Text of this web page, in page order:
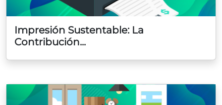
Impresión Sustentable: La
Contribución...